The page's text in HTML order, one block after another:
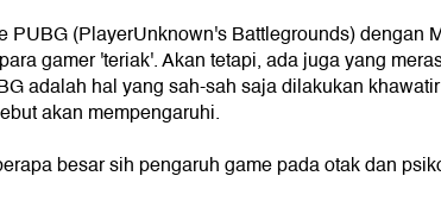
PUBG(PlayerUnknown's Battlegrounds) dengan
gamer 'teriak'. Akan tetapi, ada juga yang
adalah hal yang sah-sah saja dilakukan
akan mempengaruhi.
besar sih pengaruh game pada otak dan